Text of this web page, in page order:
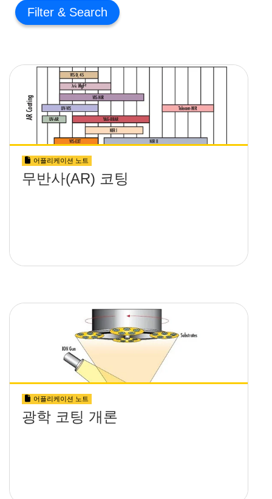
Filter
어플리케이션 노트
무반사(AR) 코팅
어플리케이션 노트
광학 코팅 개론